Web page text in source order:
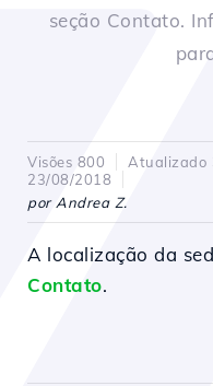
seção Contato.
Visões 800 Atualizado
23/08/2018
por Andrea Z.
A localização da
Contato.